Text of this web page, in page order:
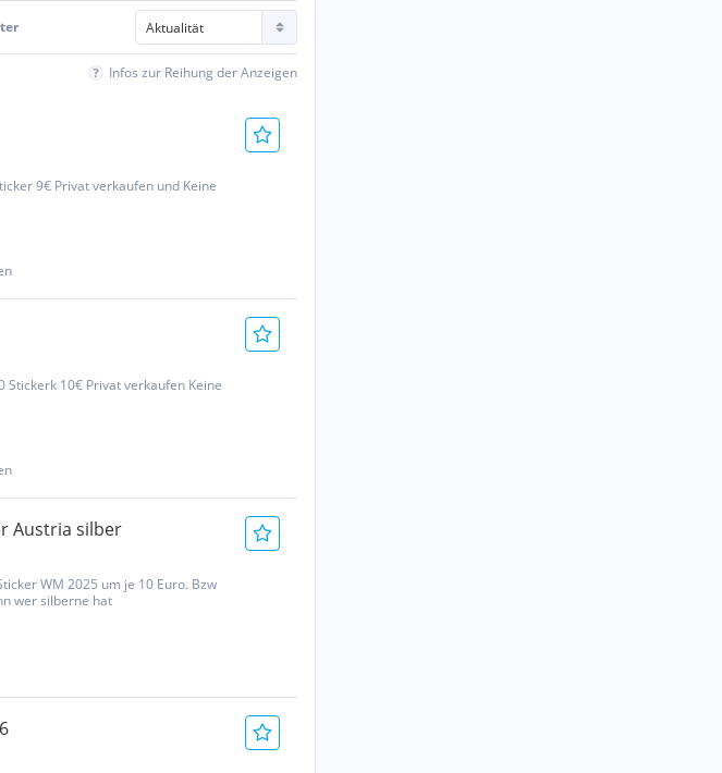
Infos zur Reihung der Anzeigen
9€ Privat verkaufen und Keine
Stickerk 10€ Privat verkaufen Keine
Austria silber
WM 2025 um je 10 Euro. Bzw
wer silberne hat